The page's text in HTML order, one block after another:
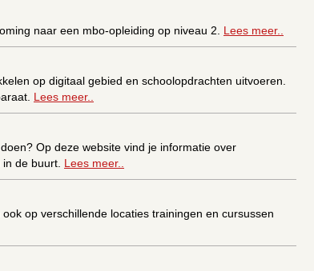
naar een mbo-opleiding op niveau 2. Lees meer..
op digitaal gebied en schoolopdrachten uitvoeren.
Lees meer..
Op deze website vind je informatie over
de buurt. Lees meer..
op verschillende locaties trainingen en cursussen